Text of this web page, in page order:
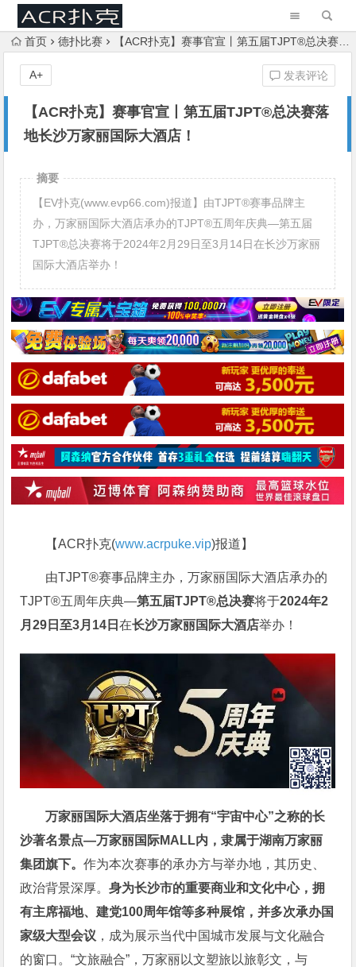
首页 德扑比赛 【ACR扑克】赛事官宣丨第五届TJPT®总决赛落地长沙万家丽国际大酒店！
【ACR扑克】赛事官宣丨第五届TJPT®总决赛落
地长沙万家丽国际大酒店！
发表评论
A+
摘要
【EV扑克(www.evp66.com)报道】由TJPT®赛事品牌主
办，万家丽国际大酒店承办的TJPT®五周年庆典—第五届
TJPT®总决赛将于2024年2月29日至3月14日在长沙万家丽
国际大酒店举办！
【ACR扑克(www.acrpuke.vip)报道】
由TJPT®赛事品牌主办，万家丽国际大酒店承办的
TJPT®五周年庆典—第五届TJPT®总决赛将于2024年2
月29日至3月14日在长沙万家丽国际大酒店举办！
万家丽国际大酒店坐落于拥有“宇宙中心”之称的长
沙著名景点—万家丽国际MALL内，隶属于湖南万家丽
集团旗下。作为本次赛事的承办方与举办地，其历史、
政治背景深厚。身为长沙市的重要商业和文化中心，拥
有主席福地、建党100周年馆等多种展馆，并多次承办国
家级大型会议 ，成为展示当代中国城市发展与文化融合
的窗口。“文旅融合”，万家丽以文塑旅以旅彰文，与